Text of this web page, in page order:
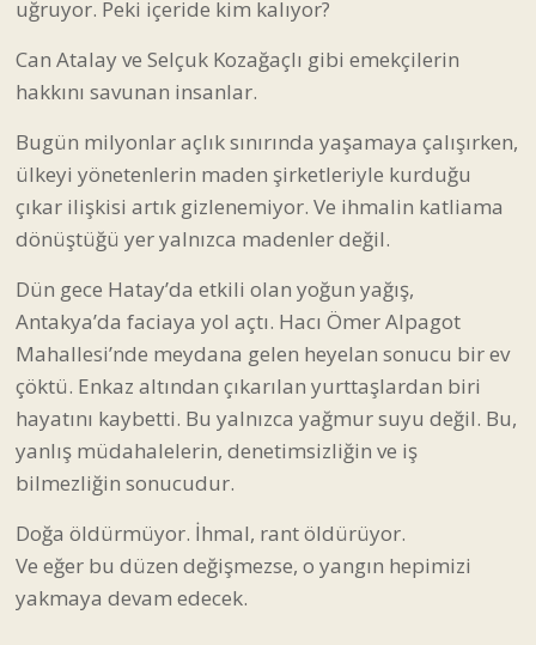
ülkeyi yönetenlerin maden şirketleriyle kurduğu
çıkar ilişkisi artık gizlenemiyor. Ve ihmalin katliama
dönüştüğü yer yalnızca madenler değil.
Dün gece Hatay’da etkili olan yoğun yağış,
Antakya’da faciaya yol açtı. Hacı Ömer Alpagot
Mahallesi’nde meydana gelen heyelan sonucu bir ev
çöktü. Enkaz altından çıkarılan yurttaşlardan biri
hayatını kaybetti. Bu yalnızca yağmur suyu değil. Bu,
yanlış müdahalelerin, denetimsizliğin ve iş
bilmezliğin sonucudur.
Doğa öldürmüyor. İhmal, rant öldürüyor.
Ve eğer bu düzen değişmezse, o yangın hepimizi
yakmaya devam edecek.
YazarKübra Özyurt